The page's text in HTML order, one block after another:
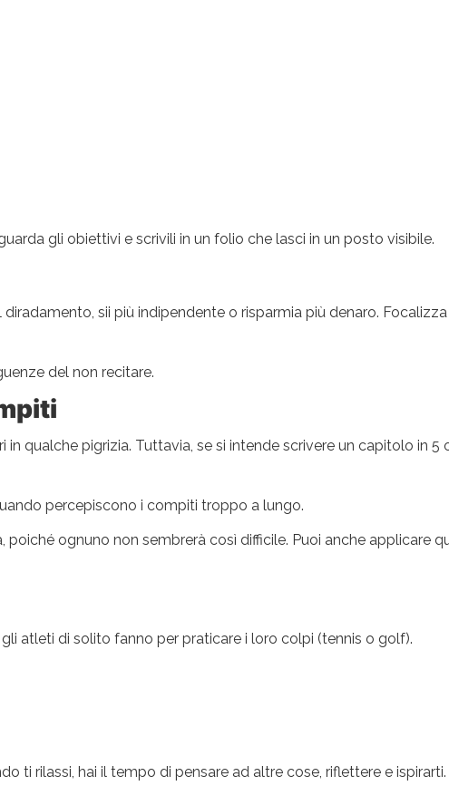
gli obiettivi e scrivili in un folio che lasci in un posto visibile.
sii più indipendente o risparmia più denaro.
del non recitare.
qualche pigrizia. Tuttavia, se si intende scrivere un capitolo in 5
percepiscono i compiti troppo a lungo.
ognuno non sembrerà così difficile. Puoi anche applicare
atleti di solito fanno per praticare i loro colpi (tennis o golf).
ti rilassi, hai il tempo di pensare ad altre cose, riflettere e ispirarti.